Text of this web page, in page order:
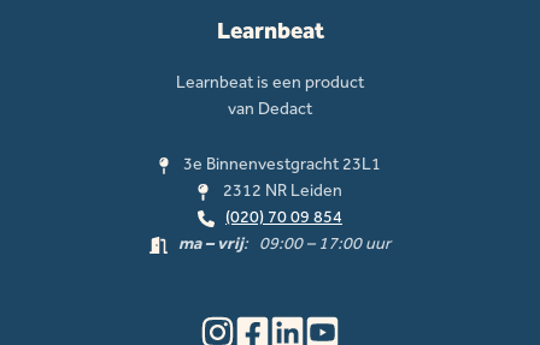
Learnbeat
Learnbeat is een product
van Dedact
3e Binnenvestgracht 23L1
2312 NR Leiden
(020) 70 09 854
ma – vrij: 09:00 – 17:00 uur